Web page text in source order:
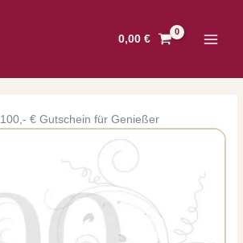
0,00€
100,- € Gutschein für Genießer